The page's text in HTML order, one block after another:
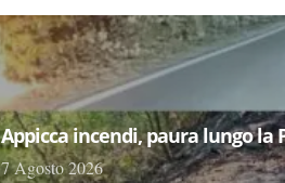
Appicca incendi, paura lungo la
7 Agosto 2026